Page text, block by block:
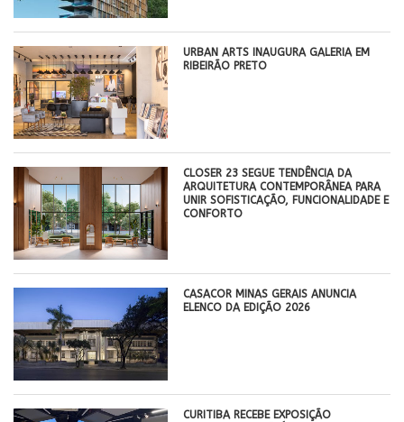
​URBAN ARTS INAUGURA GALERIA EM
RIBEIRÃO PRETO
CLOSER 23 SEGUE TENDÊNCIA DA
ARQUITETURA CONTEMPORÂNEA PARA
UNIR SOFISTICAÇÃO, FUNCIONALIDADE E
CONFORTO
CASACOR MINAS GERAIS ANUNCIA
ELENCO DA EDIÇÃO 2026
CURITIBA RECEBE EXPOSIÇÃO